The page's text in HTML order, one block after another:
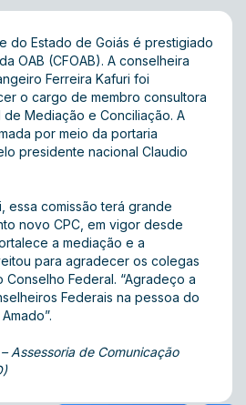
do Estado de Goiás é prestigiado
OAB (CFOAB). A conselheira
Ferreira Kafuri foi
o cargo de membro consultora
de Mediação e Conciliação. A
por meio da portaria
presidente nacional Claudio
essa comissão terá grande
novo CPC, em vigor desde
a mediação e a
para agradecer os colegas
Conselho Federal. “Agradeço a
Federais na pessoa do
Assessoria de Comunicação